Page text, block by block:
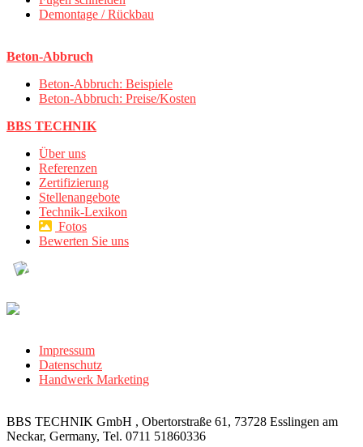
Demontage / Rückbau
Beton-Abbruch
Beton-Abbruch: Beispiele
Beton-Abbruch: Preise/Kosten
BBS TECHNIK
Über uns
Referenzen
Zertifizierung
Stellenangebote
Technik-Lexikon
Fotos
Bewerten Sie uns
Impressum
Datenschutz
Handwerk Marketing
BBS TECHNIK GmbH , Obertorstraße 61, 73728 Esslingen am
Neckar, Germany, Tel. 0711 51860336